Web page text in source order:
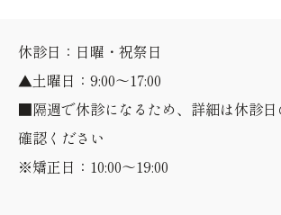
休診日：日曜・祝祭日
▲土曜日：9:00～17:00
■隔週で休診になるため、詳細は休診日
確認ください
※矯正日：10:00～19:00